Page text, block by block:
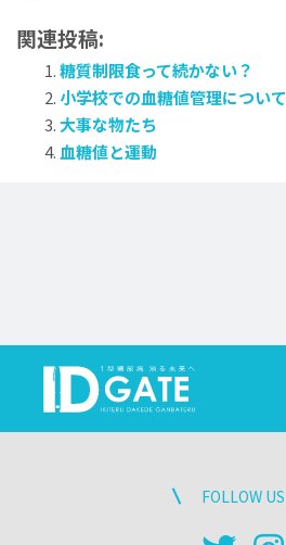
関連投稿:
糖質制限食って続かない？
小学校での血糖値管理について
大事な物たち
血糖値と運動
FOLLOW US